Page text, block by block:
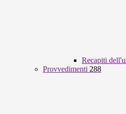
Recapiti
Provvedimenti 288